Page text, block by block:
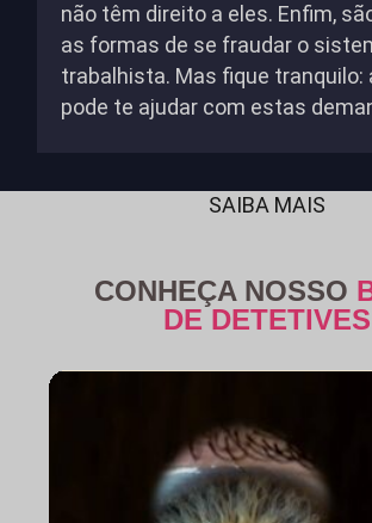
não têm direito a eles. Enfim,
as formas de se fraudar o
trabalhista. Mas fique tranquilo:
pode te ajudar com estas
SAIBA MAIS
CONHEÇA NOSSO
DE DETETIVES